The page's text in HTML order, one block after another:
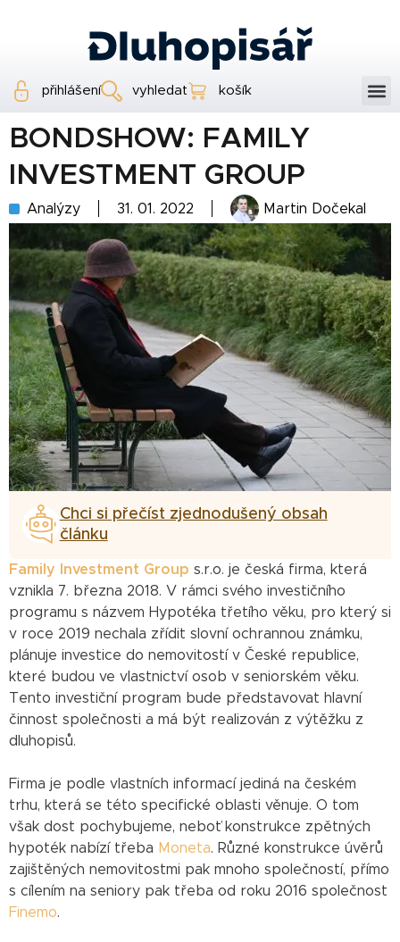
přihlášení vyhledat košík
BONDSHOW: FAMILY
INVESTMENT GROUP
Analýzy 31. 01. 2022 Martin Dočekal
Chci si přečíst zjednodušený obsah
článku
Family Investment Group s.r.o. je česká firma, která
vznikla 7. března 2018. V rámci svého investičního
programu s názvem Hypotéka třetího věku, pro který si
v roce 2019 nechala zřídit slovní ochrannou známku,
plánuje investice do nemovitostí v České republice,
které budou ve vlastnictví osob v seniorském věku.
Tento investiční program bude představovat hlavní
činnost společnosti a má být realizován z výtěžku z
dluhopisů.
Firma je podle vlastních informací jediná na českém
trhu, která se této specifické oblasti věnuje. O tom
však dost pochybujeme, neboť konstrukce zpětných
hypoték nabízí třeba Moneta. Různé konstrukce úvěrů
zajištěných nemovitostmi pak mnoho společností, přímo
s cílením na seniory pak třeba od roku 2016 společnost
Finemo.